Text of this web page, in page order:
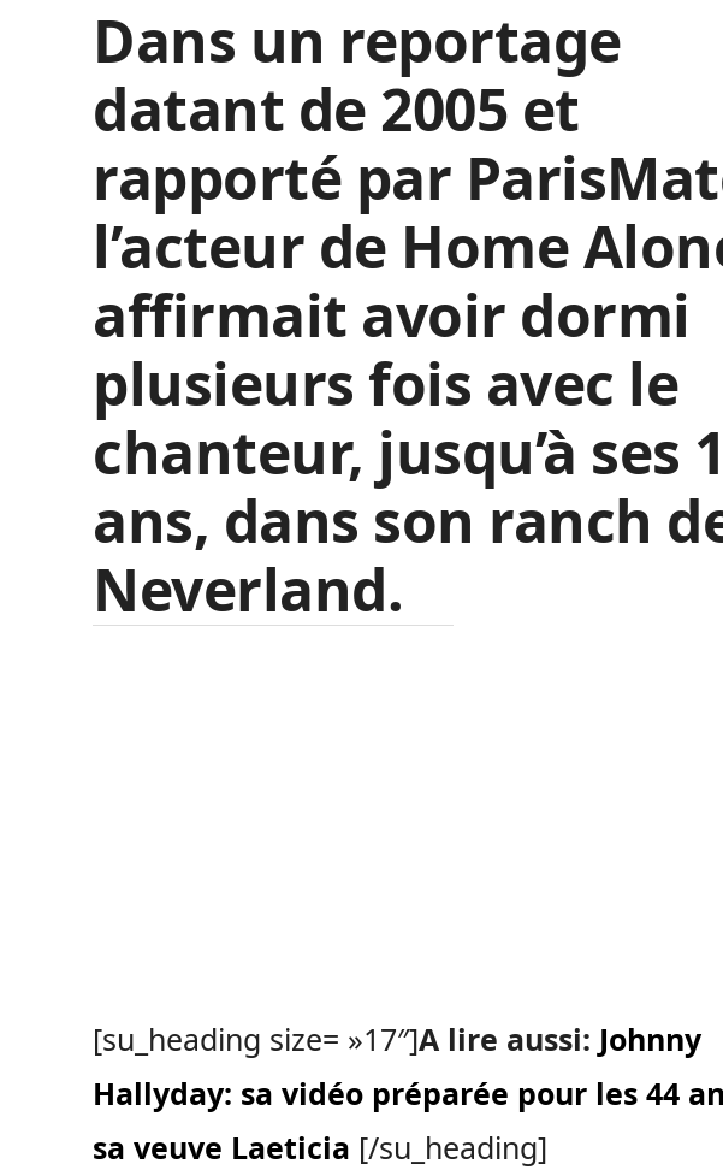
Dans un reportage
datant de 2005 et
rapporté par
l’acteur de Home
affirmait avoir dormi
plusieurs fois avec le
chanteur, jusqu’à ses
ans, dans son ranch
Neverland.
[su_heading size= »17″]A lire aussi: Johnny
Hallyday: sa vidéo préparée pour les 44
sa veuve Laeticia [/su_heading]